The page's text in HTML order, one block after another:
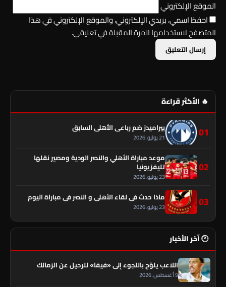
الموقع الإلكتروني
احفظ اسمي، بريدي الإلكتروني، والموقع الإلكتروني في هذا
المتصفح لاستخدامها المرة المقبلة في تعليقي.
🔥 الأكثر قراءة
01 بيراميدز ضم رباعي الأهلي السابق
21 يوليو، 2026
02
موعد مباراة الأهلي والنصر الودية ومصير نقلها
تليفزيونيا
23 يوليو، 2026
03 ماذا حدث في لقاء الأهلي و النصر فى مباراة اليوم
23 يوليو، 2026
🕐 آخر الأخبار
اللاعب يلوّح باللجوء إلى «فيفا» للرحيل عن الزمالك
9 أغسطس، 2026